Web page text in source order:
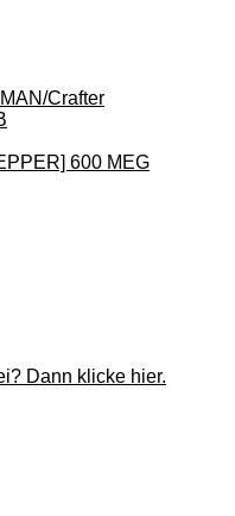
Crafter
600 MEG
Dann klicke hier.